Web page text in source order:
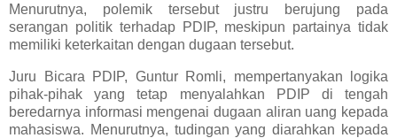
Menurutnya, polemik tersebut justru berujung pada
serangan politik terhadap PDIP, meskipun partainya tidak
memiliki keterkaitan dengan dugaan tersebut.
Juru Bicara PDIP, Guntur Romli, mempertanyakan logika
pihak-pihak yang tetap menyalahkan PDIP di tengah
beredarnya informasi mengenai dugaan aliran uang kepada
mahasiswa. Menurutnya, tudingan yang diarahkan kepada